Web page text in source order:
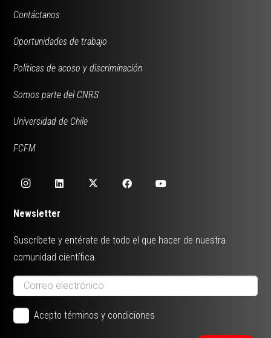
Contáctanos
Oportunidades de trabajo
Políticas de acoso y discriminación
Somos parte del CNRS
Universidad de Chile
FCFM
Newsletter
Suscríbete y entérate de todo el que hacer de nuestra
comunidad científica.
Acepto términos y condiciones